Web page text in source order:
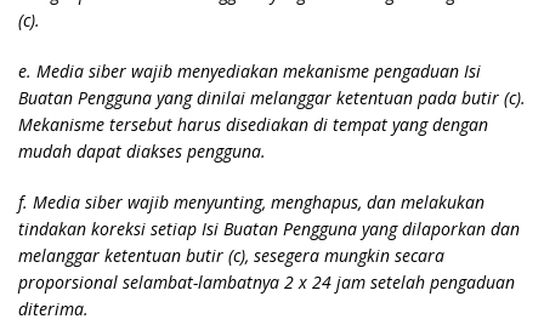
(c).
e. Media siber wajib menyediakan mekanisme pengaduan Isi
Buatan Pengguna yang dinilai melanggar ketentuan pada butir (c).
Mekanisme tersebut harus disediakan di tempat yang dengan
mudah dapat diakses pengguna.
f. Media siber wajib menyunting, menghapus, dan melakukan
tindakan koreksi setiap Isi Buatan Pengguna yang dilaporkan dan
melanggar ketentuan butir (c), sesegera mungkin secara
proporsional selambat-lambatnya 2 x 24 jam setelah pengaduan
diterima.